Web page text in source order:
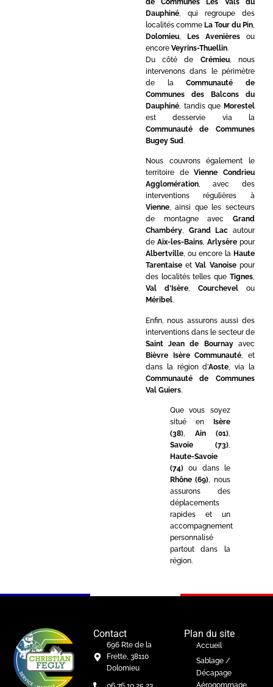
Dauphiné, qui regroupe des
localités comme La Tour du Pin
Dolomieu, Les Avenièresou
encore Veyrins-Thuellin.
Du côté de Crémieu, nous
intervenons dans le périmètre
de laCommunauté de
Communes des Balcons du
Dauphiné, tandis que Morestel
est desservie via la
Communauté de Communes
Bugey Sud.
Nous couvrons également le
territoire deVienne Condrieu
Agglomération, avec des
interventions régulières à
Vienne, ainsi que les secteurs
de montagne avec Grand
Chambéry, Grand Lac autour
de Aix-les-Bains, Arlysèrepour
Albertville, ou encore la Haute
TarentaiseetVal Vanoisepour
des localités telles que Tignes,
Val d’Isère, Courchevelou
Méribel.
Enfin, nous assurons aussi des
interventions dans le secteur de
Saint Jean de Bournayavec
Bièvre Isère Communauté , et
dans la région d’Aoste , via la
Communauté de Communes
Val Guiers.
Que vous soyez
situé en
Isère
(38), Ain (01),
Savoie (73),
Haute-Savoie
(74)ou dans le
Rhône (69), nous
assurons des
déplacements
rapides et un
accompagnement
personnalisé
partout dans la
région.
Contact
696 Rte de la
Frette, 38110
Dolomieu
Plan du site
Accueil
Sablage /
Décapage